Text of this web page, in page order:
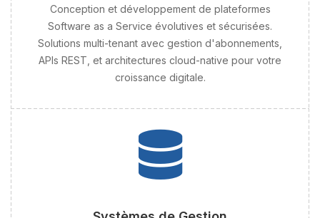
Conception et développement de plateformes
Software as a Service évolutives et sécurisées.
Solutions multi-tenant avec gestion d'abonnements,
APIs REST, et architectures cloud-native pour votre
croissance digitale.